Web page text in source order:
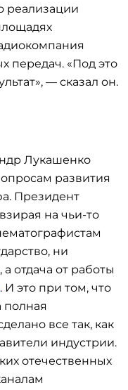
реализации
передач. «Под это
— сказал он.
Лукашенко
развития
Президент
на чьи-то
ни
отдача от работы
. И это при том, что
полная
все так, как
индустрии.
отечественных